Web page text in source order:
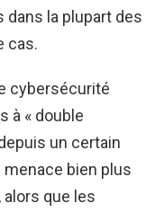
la plupart des
cas.
cybersécurité
à « double
un certain
bien plus
que les